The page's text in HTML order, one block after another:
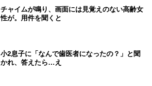
チャイムが鳴り、画面には見覚えのない高齢女
性が。用件を聞くと
小2息子に「なんで歯医者になったの？」と聞
かれ、答えたら…え